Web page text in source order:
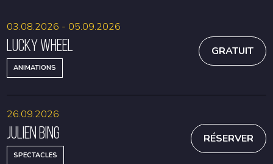
Lucky Wheel
ANIMATIONS
03.08.2026 - 05.09.2026
GRATUIT
Julien Bing
SPECTACLES
26.09.2026
RÉSERVER